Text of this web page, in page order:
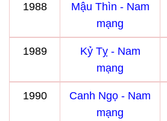
1988
Mậu Thìn - Nam
mạng
1989
Kỷ Tỵ - Nam
mạng
1990
Canh Ngọ - Nam
mạng